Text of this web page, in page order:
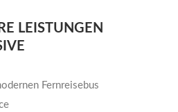
LEISTUNGEN
Fernreisebus